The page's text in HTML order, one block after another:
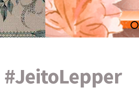
#JeitoLepper